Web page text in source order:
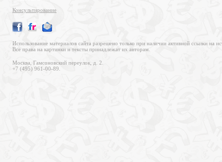
Консультирование
Использование материалов сайта разрешено только при наличии активной ссылки на
Все права на картинки и тексты принадлежат их авторам.
Москва, Гамсоновский переулок, д. 2.
+7 (495) 961-00-89.